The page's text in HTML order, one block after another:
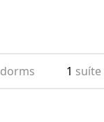
dorms 1 suíte